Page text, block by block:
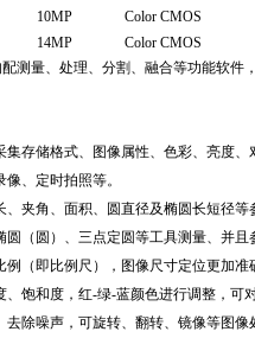
10MP
Color CMOS
14MP
Color CMOS
配测量、处理、分割、融合等功能软件
集存储格式、图像属性、色彩、亮度
、定时拍照等。
、夹角、面积、圆直径及椭圆长短径
圆（圆）、三点定圆等工具测量、并且
例（即比例尺），图像尺寸定位更加准
、饱和度，红-绿-蓝颜色进行调整，可
去除噪声，可旋转、翻转、镜像等图像